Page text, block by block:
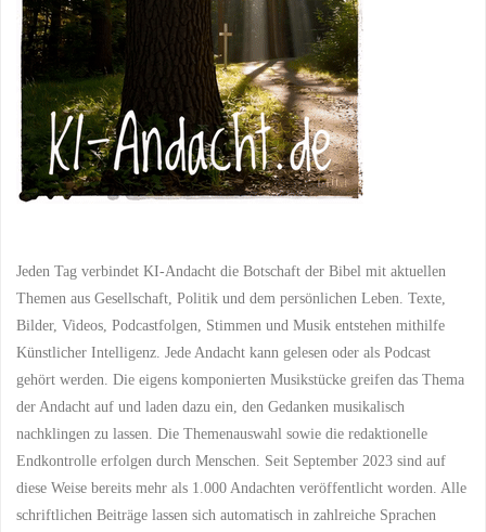
Jeden Tag verbindet KI-Andacht die Botschaft der Bibel mit aktuellen
Themen aus Gesellschaft, Politik und dem persönlichen Leben. Texte,
Bilder, Videos, Podcastfolgen, Stimmen und Musik entstehen mithilfe
Künstlicher Intelligenz. Jede Andacht kann gelesen oder als Podcast
gehört werden. Die eigens komponierten Musikstücke greifen das Thema
der Andacht auf und laden dazu ein, den Gedanken musikalisch
nachklingen zu lassen. Die Themenauswahl sowie die redaktionelle
Endkontrolle erfolgen durch Menschen. Seit September 2023 sind auf
diese Weise bereits mehr als 1.000 Andachten veröffentlicht worden. Alle
schriftlichen Beiträge lassen sich automatisch in zahlreiche Sprachen